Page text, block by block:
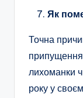
Як
Точна
лихоманки
року у